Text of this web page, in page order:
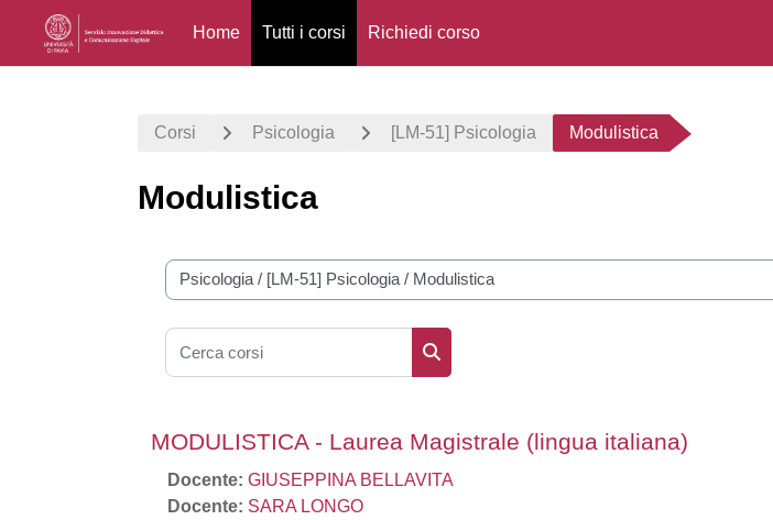
Home Tutti i corsi Richiedi corso
Corsi Psicologia [LM-51] Psicologia Modulistica
Modulistica
Categorie di corso
Cerca corsi
MODULISTICA - Laurea Magistrale (lingua italiana)
Docente: GIUSEPPINA BELLAVITA
Docente: SARA LONGO